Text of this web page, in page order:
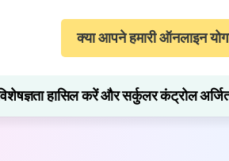
क्या आपने हमारी ऑनलाइन
हासिल करें और सर्कुलर कंट्रोल